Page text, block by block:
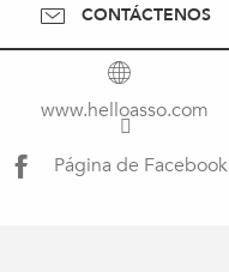
CONTÁCTENOS
www.helloasso.com
Página de Facebook